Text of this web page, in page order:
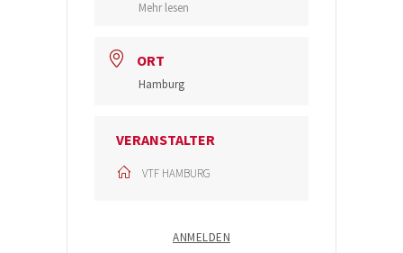
Mehr lesen
ORT
Hamburg
VERANSTALTER
VTF HAMBURG
ANMELDEN